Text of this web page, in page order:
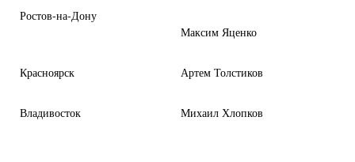
Ростов-на-Дону
Максим Яценко
Красноярск Артем Толстиков
Владивосток Михаил Хлопков